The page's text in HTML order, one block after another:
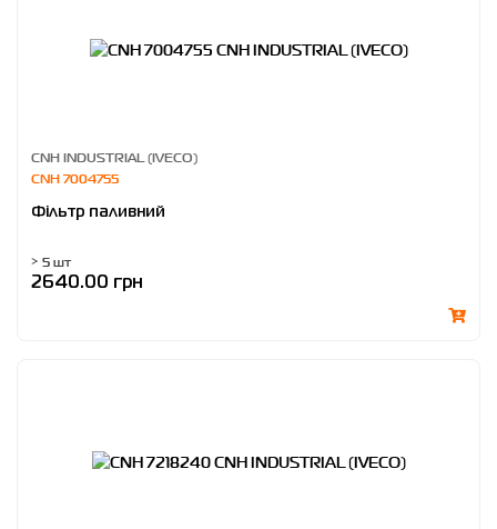
CNH INDUSTRIAL (IVECO)
CNH 7004755
Фільтр паливний
> 5 шт
2640.00 грн